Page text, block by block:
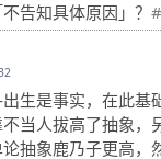
告知具体原因」？
生是事实，在此基
当人拔高了抽象，
抽象鹿乃子更高，